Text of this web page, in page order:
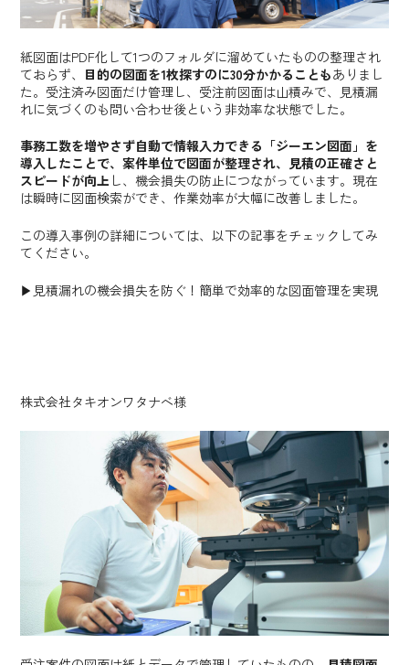
紙図面はPDF化して1つのフォルダに溜めていたものの整理され
ておらず、 目的の図面を1枚探すのに30分かかることもありまし
た。受注済み図面だけ管理し、受注前図面は山積みで、見積漏
れに気づくのも問い合わせ後という非効率な状態でした。
事務工数を増やさず自動で情報入力できる「ジーエン図面」を
導入したことで、案件単位で図面が整理され、見積の正確さと
スピードが向上 し、機会損失の防止につながっています。現在
は瞬時に図面検索ができ、作業効率が大幅に改善しました。
この導入事例の詳細については、以下の記事をチェックしてみ
てください。
▶︎見積漏れの機会損失を防ぐ！簡単で効率的な図面管理を実現
株式会社タキオンワタナベ様